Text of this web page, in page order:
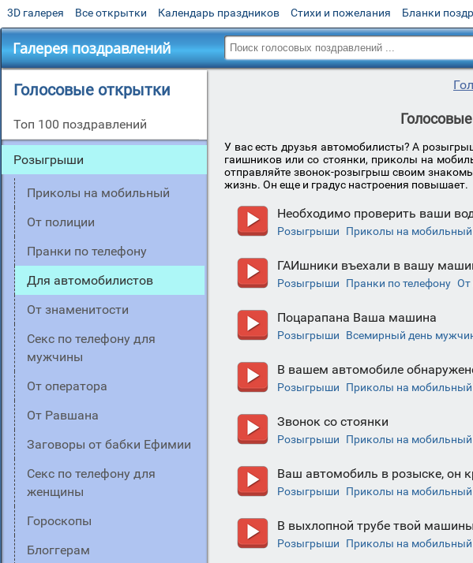
3D галерея Все открытки Календарь праздников Стихи и пожелания Бланки
Галерея поздравлений
Голосовые открытки
Топ 100 поздравлений
Розыгрыши
Приколы на мобильный
От полиции
Пранки по телефону
Для автомобилистов
От знаменитости
Секс по телефону для
мужчины
От оператора
От Равшана
Заговоры от бабки Ефимии
Секс по телефону для
женщины
Гороскопы
Блоггерам
У вас есть друзья автомобилисты? А
гаишников или со стоянки, приколы на
отправляйте звонок-розыгрыш своим
жизнь. Он еще и градус настроения повышает.
Необходимо проверить ваши
Розыгрыши Приколы на мобильный
ГАИшники въехали в вашу
Розыгрыши Пранки по телефону От
Поцарапана Ваша машина
Розыгрыши Всемирный день
В вашем автомобиле
Розыгрыши Приколы на мобильный
Звонок со стоянки
Розыгрыши Приколы на мобильный
Ваш автомобиль в розыске, он
Розыгрыши Приколы на мобильный
В выхлопной трубе твой
Розыгрыши Приколы на мобильный